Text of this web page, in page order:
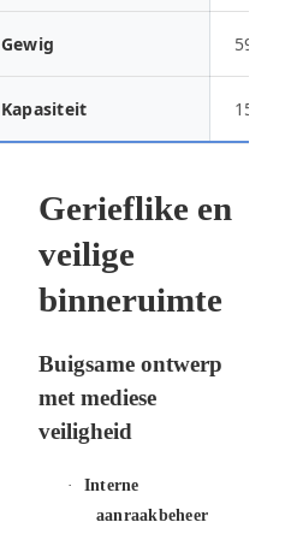
Gewig
Kapasiteit 15L
Gerieflike en
veilige
binneruimte
Buigsame ontwerp
met mediese
veiligheid
·
Interne
aanraakbeheer